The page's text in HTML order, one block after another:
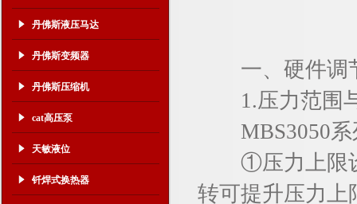
丹佛斯液压马达
丹佛斯变频器
丹佛斯压缩机
cat高压泵
天敏液位
钎焊式换热器
一、硬件调
1.压力范围
MBS3050系
①压力上限设
转可提升压力上